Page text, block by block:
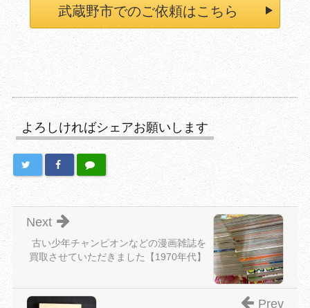
武蔵野市でのご依頼はこちら
よろしければシェアお願いします
古い少年チャンピオンなどの漫画雑誌を
買取させていただきました【1970年代】
Next
Prev